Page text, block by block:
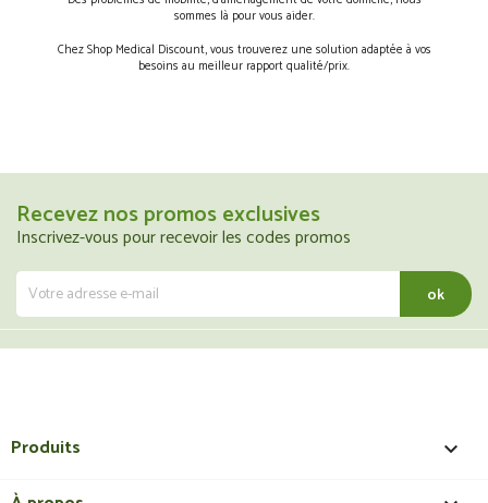
sommes là pour vous aider.
Chez Shop Medical Discount, vous trouverez une solution adaptée à vos
besoins au meilleur rapport qualité/prix.
Recevez nos promos exclusives
Inscrivez-vous pour recevoir les codes promos
Produits 